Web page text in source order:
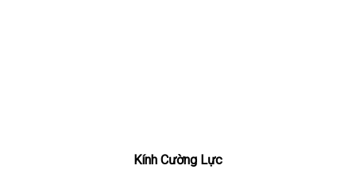
Kính Cường Lực